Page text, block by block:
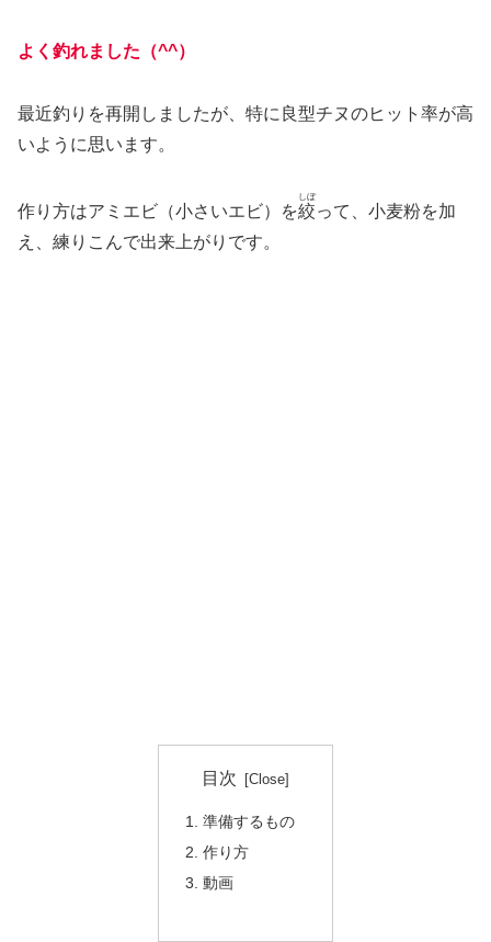
よく釣れました（^^）
最近釣りを再開しましたが、特に良型チヌのヒット率が高
いように思います。
作り方はアミエビ（小さいエビ）を絞
しぼ
って、小麦粉を加
え、練りこんで出来上がりです。
目次
準備するもの
作り方
動画